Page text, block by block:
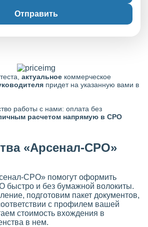
Отправить
актуальное коммерческое
придет на указанную вами в
работы с нами: оплата без
расчетом напрямую в СРО
«Арсенал-СРО»
СРО» помогут оформить
быстро и без бумажной волокиты.
подготовим пакет документов,
с профилем вашей
стоимость вхождения в
в нем.